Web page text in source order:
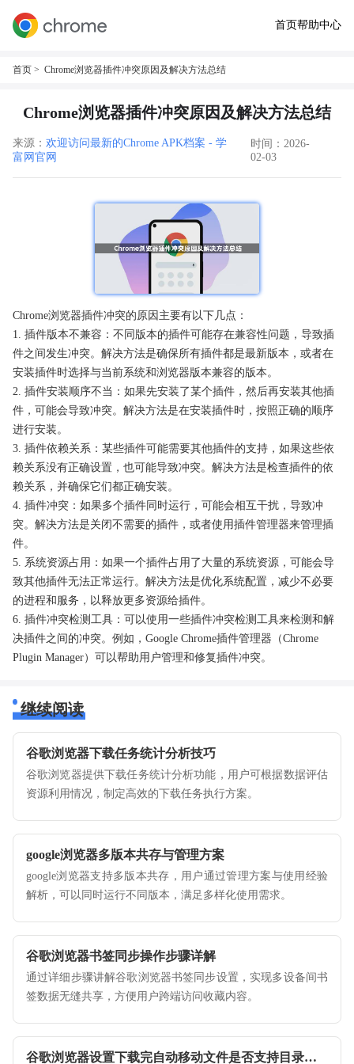
首页帮助中心
首页 > Chrome浏览器插件冲突原因及解决方法总结
Chrome浏览器插件冲突原因及解决方法总结
来源： 欢迎访问最新的Chrome APK档案 - 学
富网官网
时间：2026-
02-03
Chrome浏览器插件冲突的原因主要有以下几点：
1. 插件版本不兼容：不同版本的插件可能存在兼容性问题，导致插
件之间发生冲突。解决方法是确保所有插件都是最新版本，或者在
安装插件时选择与当前系统和浏览器版本兼容的版本。
2. 插件安装顺序不当：如果先安装了某个插件，然后再安装其他插
件，可能会导致冲突。解决方法是在安装插件时，按照正确的顺序
进行安装。
3. 插件依赖关系：某些插件可能需要其他插件的支持，如果这些依
赖关系没有正确设置，也可能导致冲突。解决方法是检查插件的依
赖关系，并确保它们都正确安装。
4. 插件冲突：如果多个插件同时运行，可能会相互干扰，导致冲
突。解决方法是关闭不需要的插件，或者使用插件管理器来管理插
件。
5. 系统资源占用：如果一个插件占用了大量的系统资源，可能会导
致其他插件无法正常运行。解决方法是优化系统配置，减少不必要
的进程和服务，以释放更多资源给插件。
6. 插件冲突检测工具：可以使用一些插件冲突检测工具来检测和解
决插件之间的冲突。例如，Google Chrome插件管理器（Chrome
Plugin Manager）可以帮助用户管理和修复插件冲突。
继续阅读
谷歌浏览器下载任务统计分析技巧
谷歌浏览器提供下载任务统计分析功能，用户可根据数据评估
资源利用情况，制定高效的下载任务执行方案。
google浏览器多版本共存与管理方案
google浏览器支持多版本共存，用户通过管理方案与使用经验
解析，可以同时运行不同版本，满足多样化使用需求。
谷歌浏览器书签同步操作步骤详解
通过详细步骤讲解谷歌浏览器书签同步设置，实现多设备间书
签数据无缝共享，方便用户跨端访问收藏内容。
谷歌浏览器设置下载完自动移动文件是否支持目录分组